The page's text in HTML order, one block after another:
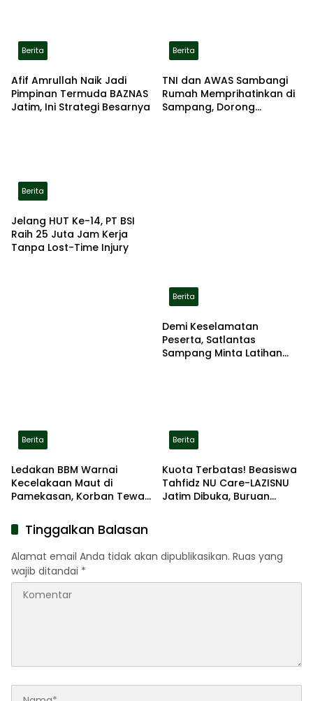
Berita
Afif Amrullah Naik Jadi
Pimpinan Termuda BAZNAS
Jatim, Ini Strategi Besarnya
Berita
TNI dan AWAS Sambangi
Rumah Memprihatinkan di
Sampang, Dorong
Berita
Jelang HUT Ke-14, PT BSI
Raih 25 Juta Jam Kerja
Tanpa Lost-Time Injury
Berita
Demi Keselamatan
Peserta, Satlantas
Sampang Minta Latihan
Berita
Ledakan BBM Warnai
Kecelakaan Maut di
Pamekasan, Korban Tewas
Berita
Kuota Terbatas! Beasiswa
Tahfidz NU Care-LAZISNU
Jatim Dibuka, Buruan
Tinggalkan Balasan
Alamat email Anda tidak akan dipublikasikan. Ruas yang
wajib ditandai *